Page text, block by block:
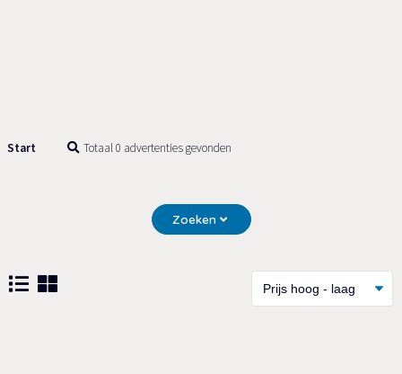
Start Totaal 0 advertenties gevonden
Zoeken